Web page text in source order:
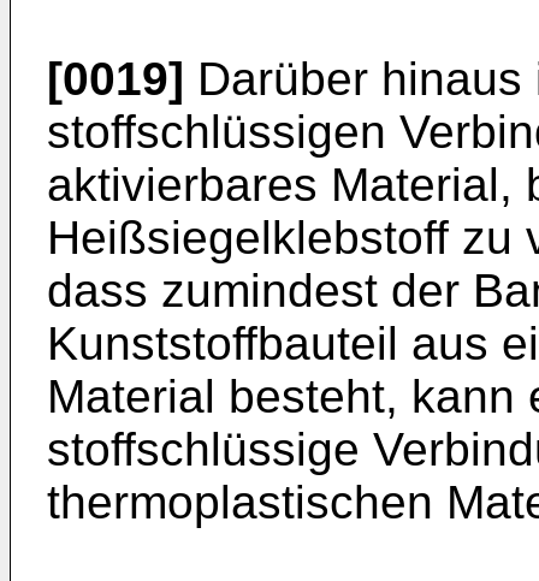
[0019] Darüber
stoffschlüssigen
aktivierbares Material,
Heißsiegelklebstoff zu
dass zumindest der
Kunststoffbauteil aus
Material besteht, kann
stoffschlüssige
thermoplastischen